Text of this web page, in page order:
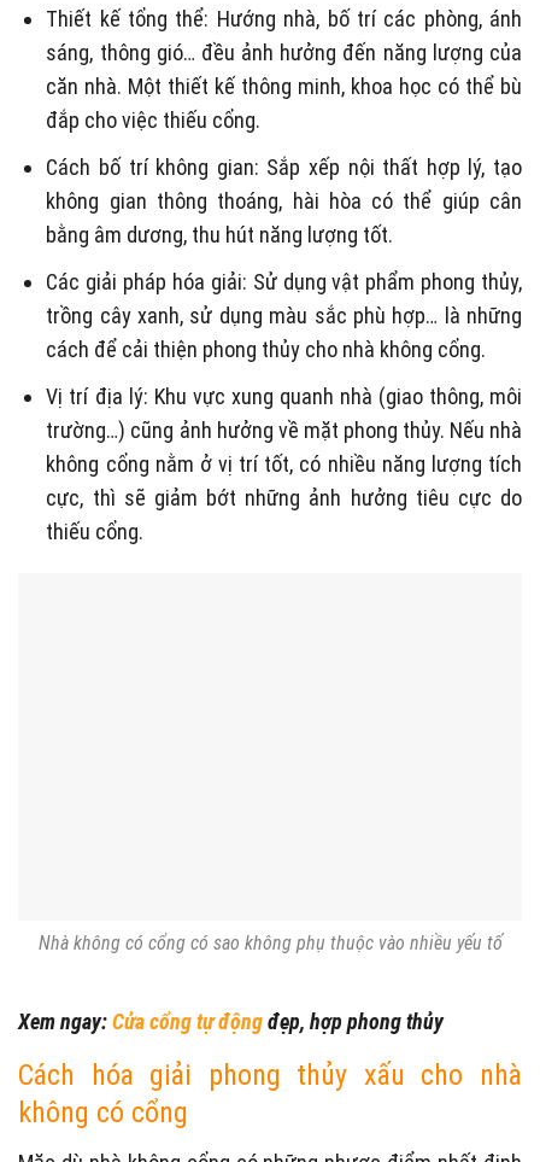
Thiết kế tổng thể: Hướng nhà, bố trí các phòng, ánh
sáng, thông gió… đều ảnh hưởng đến năng lượng của
căn nhà. Một thiết kế thông minh, khoa học có thể bù
đắp cho việc thiếu cổng.
Cách bố trí không gian: Sắp xếp nội thất hợp lý, tạo
không gian thông thoáng, hài hòa có thể giúp cân
bằng âm dương, thu hút năng lượng tốt.
Các giải pháp hóa giải: Sử dụng vật phẩm phong thủy,
trồng cây xanh, sử dụng màu sắc phù hợp… là những
cách để cải thiện phong thủy cho nhà không cổng.
Vị trí địa lý: Khu vực xung quanh nhà (giao thông, môi
trường…) cũng ảnh hưởng về mặt phong thủy. Nếu nhà
không cổng nằm ở vị trí tốt, có nhiều năng lượng tích
cực, thì sẽ giảm bớt những ảnh hưởng tiêu cực do
thiếu cổng.
Nhà không có cổng có sao không phụ thuộc vào nhiều yếu tố
Xem ngay:Cửa cổng tự độngđẹp, hợp phong thủy
Cách hóa giải phong thủy xấu cho nhà
không có cổng